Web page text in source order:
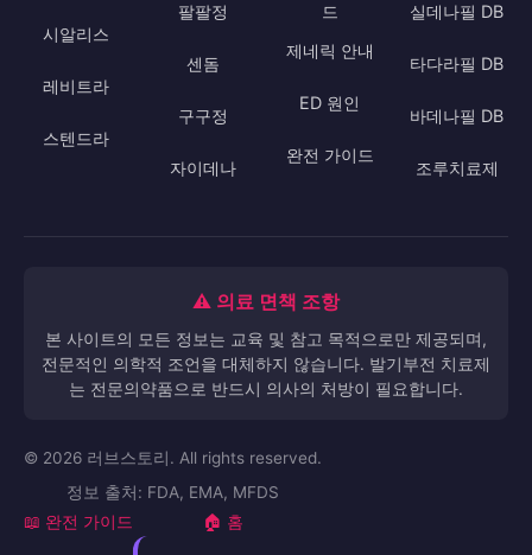
시알리스
레비트라
스텐드라
팔팔정
센돔
구구정
자이데나
드
제네릭 안내
ED 원인
완전 가이드
실데나필 DB
타다라필 DB
바데나필 DB
조루치료제
⚠️ 의료 면책 조항
본 사이트의 모든 정보는 교육 및 참고 목적으로만 제공되며,
전문적인 의학적 조언을 대체하지 않습니다. 발기부전 치료제
는 전문의약품으로 반드시 의사의 처방이 필요합니다.
© 2026 러브스토리. All rights reserved.
정보 출처: FDA, EMA, MFDS
📖 완전 가이드 🏠 홈